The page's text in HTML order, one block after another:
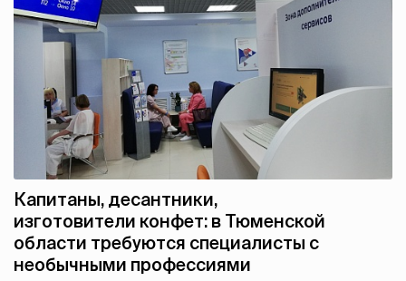
Капитаны, десантники,
изготовители конфет: в Тюменской
области требуются специалисты с
необычными профессиями